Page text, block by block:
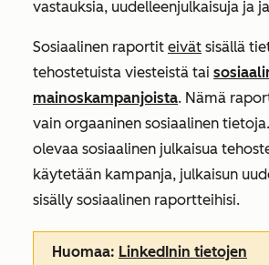
vastauksia, uudelleenjulkaisuja ja
Sosiaalinen raportit eivät sisällä
tehostetuista viesteistä tai
mainoskampanjoista. Nämä
vain orgaaninen sosiaalinen
olevaa sosiaalinen julkaisua
käytetään kampanja, julkaisun
sisälly sosiaalinen raportteihisi.
Huomaa: LinkedInin tietojen